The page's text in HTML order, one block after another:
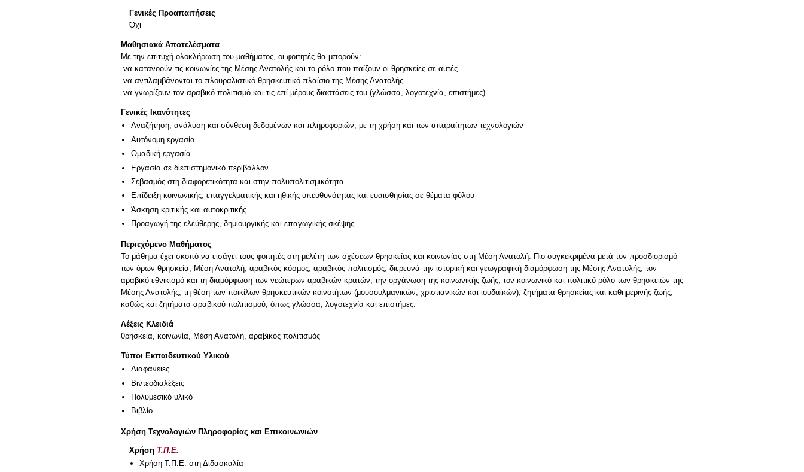
Γενικές Προαπαιτήσεις
Όχι
Μαθησιακά Αποτελέσματα
Με την επιτυχή ολοκλήρωση του μαθήματος, οι φοιτητές θα μπορούν:
-να κατανοούν τις κοινωνίες της Μέσης Ανατολής και το ρόλο που παίζουν οι θρησκείες σε αυτές
-να αντιλαμβάνονται το πλουραλιστικό θρησκευτικό πλαίσιο της Μέσης Ανατολής
-να γνωρίζουν τον αραβικό πολιτισμό και τις επί μέρους διαστάσεις του (γλώσσα, λογοτεχνία, επιστήμες)
Γενικές Ικανότητες
Αναζήτηση, ανάλυση και σύνθεση δεδομένων και πληροφοριών, με τη χρήση και των απαραίτητων τεχνολογιών
Αυτόνομη εργασία
Ομαδική εργασία
Εργασία σε διεπιστημονικό περιβάλλον
Σεβασμός στη διαφορετικότητα και στην πολυπολιτισμικότητα
Επίδειξη κοινωνικής, επαγγελματικής και ηθικής υπευθυνότητας και ευαισθησίας σε θέματα φύλου
Άσκηση κριτικής και αυτοκριτικής
Προαγωγή της ελεύθερης, δημιουργικής και επαγωγικής σκέψης
Περιεχόμενο Μαθήματος
Το μάθημα έχει σκοπό να εισάγει τους φοιτητές στη μελέτη των σχέσεων θρησκείας και κοινωνίας στη Μέση Ανατολή. Πιο συγκεκριμένα μετά τον προσδιορισμό
των όρων θρησκεία, Μέση Ανατολή, αραβικός κόσμος, αραβικός πολιτισμός, διερευνά την ιστορική και γεωγραφική διαμόρφωση της Μέσης Ανατολής, τον
αραβικό εθνικισμό και τη διαμόρφωση των νεώτερων αραβικών κρατών, την οργάνωση της κοινωνικής ζωής, τον κοινωνικό και πολιτικό ρόλο των θρησκειών της
Μέσης Ανατολής, τη θέση των ποικίλων θρησκευτικών κοινοτήτων (μουσουλμανικών, χριστιανικών και ιουδαϊκών), ζητήματα θρησκείας και καθημερινής ζωής,
καθώς και ζητήματα αραβικού πολιτισμού, όπως γλώσσα, λογοτεχνία και επιστήμες.
Λέξεις Κλειδιά
θρησκεία, κοινωνία, Μέση Ανατολή, αραβικός πολιτισμός
Τύποι Εκπαιδευτικού Υλικού
Διαφάνειες
Βιντεοδιαλέξεις
Πολυμεσικό υλικό
Βιβλίο
Χρήση Τεχνολογιών Πληροφορίας και Επικοινωνιών
Χρήση Τ.Π.Ε.
Χρήση Τ.Π.Ε. στη Διδασκαλία